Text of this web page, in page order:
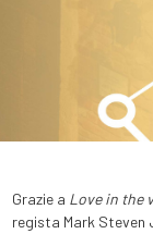
Grazie a Love in the
regista Mark Steven